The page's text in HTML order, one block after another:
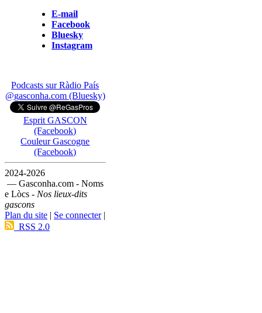
E-mail
Facebook
Bluesky
Instagram
Podcasts sur Ràdio País
@gasconha.com (Bluesky)
Esprit GASCON
(Facebook)
Couleur Gascogne
(Facebook)
2024-2026
— Gasconha.com - Noms
e Lòcs - Nos lieux-dits
gascons
Plan du site | Se connecter|
RSS 2.0